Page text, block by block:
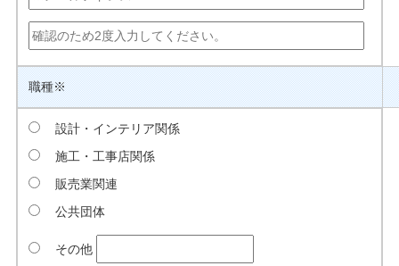
職種※
設計・インテリア関係
施工・工事店関係
販売業関連
公共団体
その他